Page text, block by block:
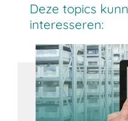
Deze topics
interesseren: